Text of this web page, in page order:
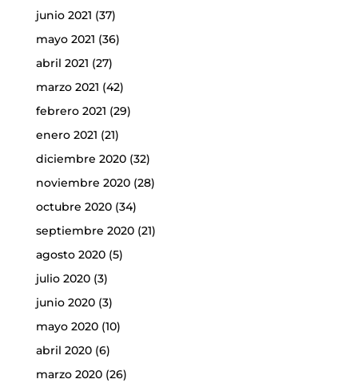
junio 2021 (37)
mayo 2021 (36)
abril 2021 (27)
marzo 2021 (42)
febrero 2021 (29)
enero 2021 (21)
diciembre 2020(32)
noviembre 2020(28)
octubre 2020(34)
septiembre 2020(21)
agosto 2020(5)
julio 2020(3)
junio 2020(3)
mayo 2020(10)
abril 2020(6)
marzo 2020(26)